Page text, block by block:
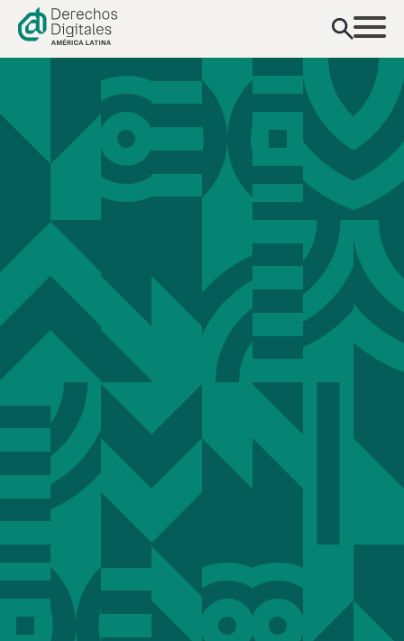
contenido